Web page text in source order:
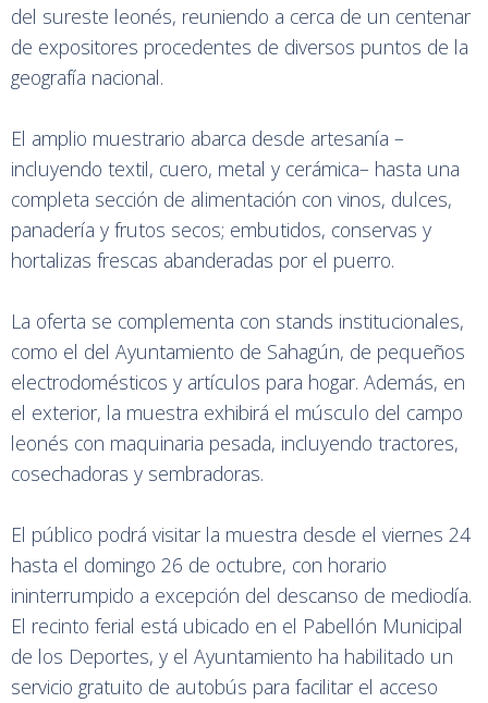
del sureste leonés, reuniendo a cerca de un centenar
de expositores procedentes de diversos puntos de la
geografía nacional.
El amplio muestrario abarca desde artesanía –
incluyendo textil, cuero, metal y cerámica– hasta una
completa sección de alimentación con vinos, dulces,
panadería y frutos secos; embutidos, conservas y
hortalizas frescas abanderadas por el puerro.
La oferta se complementa con stands institucionales,
como el del Ayuntamiento de Sahagún, de pequeños
electrodomésticos y artículos para hogar. Además, en
el exterior, la muestra exhibirá el músculo del campo
leonés con maquinaria pesada, incluyendo tractores,
cosechadoras y sembradoras.
El público podrá visitar la muestra desde el viernes 24
hasta el domingo 26 de octubre, con horario
ininterrumpido a excepción del descanso de mediodía.
El recinto ferial está ubicado en el Pabellón Municipal
de los Deportes, y el Ayuntamiento ha habilitado un
servicio gratuito de autobús para facilitar el acceso